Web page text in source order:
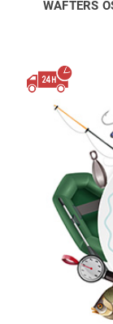
WAFTERS